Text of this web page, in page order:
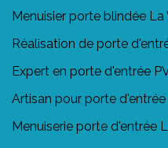
Menuisier porte blindée La
Réalisation de porte
Expert en porte d'entrée
Artisan pour porte
Menuiserie porte d'entrée